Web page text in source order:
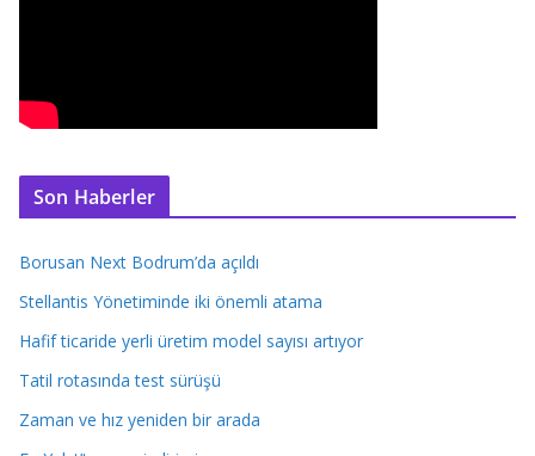
Son Haberler
Borusan Next Bodrum’da açıldı
Stellantis Yönetiminde iki önemli atama
Hafif ticaride yerli üretim model sayısı artıyor
Tatil rotasında test sürüşü
Zaman ve hız yeniden bir arada